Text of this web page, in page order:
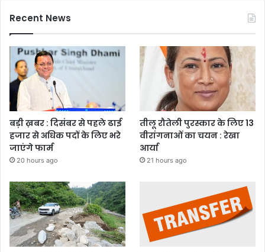
Recent News
बड़ी ख़बर : दिसंबर से पहले ढाई
हजार से अधिक पदों के लिए भरे
जाएंगे फार्म
20 hours ago
तीलू रौतेली पुरस्कार के लिए 13
वीरांगनाओं का चयन : रेखा
आर्या
21 hours ago